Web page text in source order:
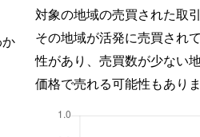
対象の地域の売買された取
その地域が活発に売買され
性があり、売買数が少ない
価格で売れる可能性もありま